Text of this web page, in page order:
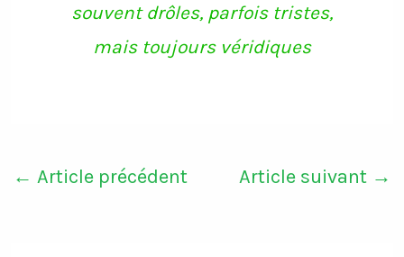
souvent drôles, parfois tristes,
mais toujours véridiques
← Article précédent Article suivant →